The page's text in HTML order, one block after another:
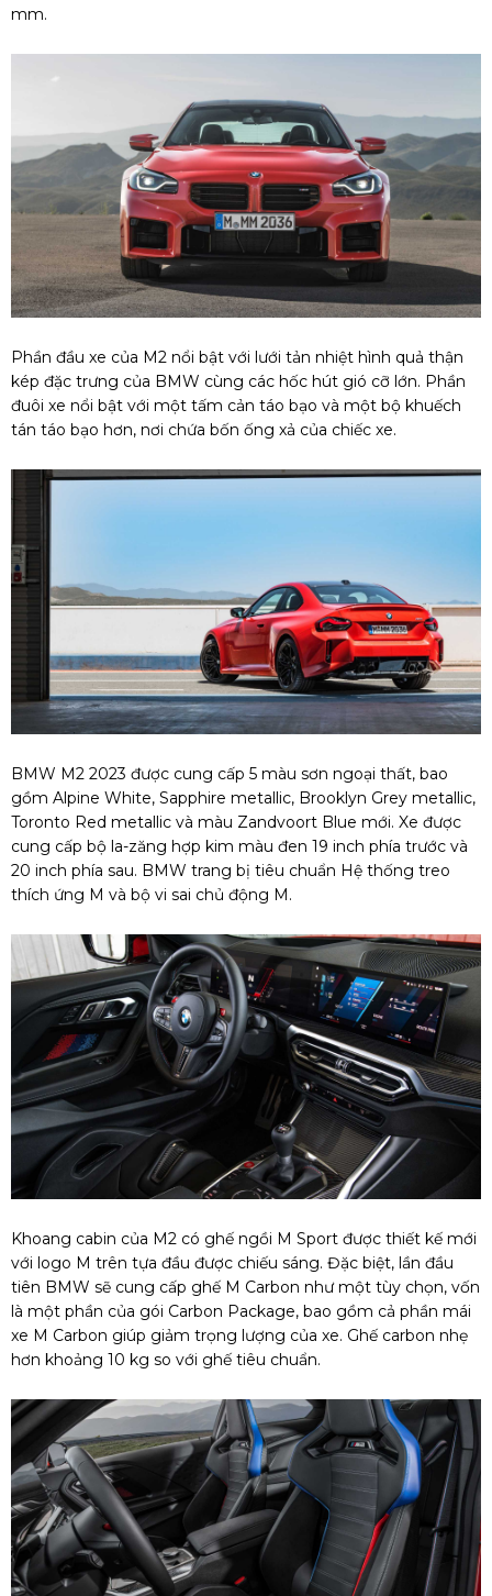
mm.
Phần đầu xe của M2 nổi bật với lưới tản nhiệt hình quả thận
kép đặc trưng của BMW cùng các hốc hút gió cỡ lớn. Phần
đuôi xe nổi bật với một tấm cản táo bạo và một bộ khuếch
tán táo bạo hơn, nơi chứa bốn ống xả của chiếc xe.
BMW M2 2023 được cung cấp 5 màu sơn ngoại thất, bao
gồm Alpine White, Sapphire metallic, Brooklyn Grey metallic,
Toronto Red metallic và màu Zandvoort Blue mới. Xe được
cung cấp bộ la-zăng hợp kim màu đen 19 inch phía trước và
20 inch phía sau. BMW trang bị tiêu chuẩn Hệ thống treo
thích ứng M và bộ vi sai chủ động M.
Khoang cabin của M2 có ghế ngồi M Sport được thiết kế mới
với logo M trên tựa đầu được chiếu sáng. Đặc biệt, lần đầu
tiên BMW sẽ cung cấp ghế M Carbon như một tùy chọn, vốn
là một phần của gói Carbon Package, bao gồm cả phần mái
xe M Carbon giúp giảm trọng lượng của xe. Ghế carbon nhẹ
hơn khoảng 10 kg so với ghế tiêu chuẩn.